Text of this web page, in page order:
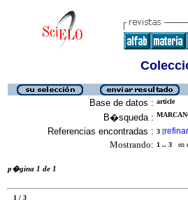
Base de datos : article
B�squeda :
Referencias encontradas : 3 [refinar
Mostrando: 1 .. 3 en
p�gina 1 de 1
1 / 3